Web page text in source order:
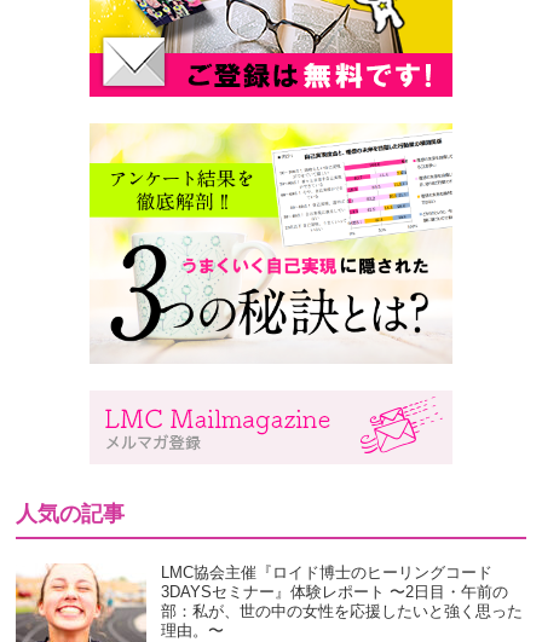
人気の記事
LMC協会主催『ロイド博士のヒーリングコード
3DAYSセミナー』体験レポート 〜2日目・午前の
部：私が、世の中の女性を応援したいと強く思った
理由。〜